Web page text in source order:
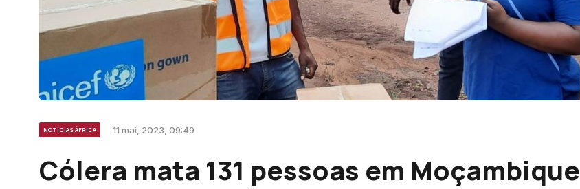
NOTÍCIAS ÁFRICA 11 mai, 2023, 09:49
Cólera mata 131 pessoas em Moçambique